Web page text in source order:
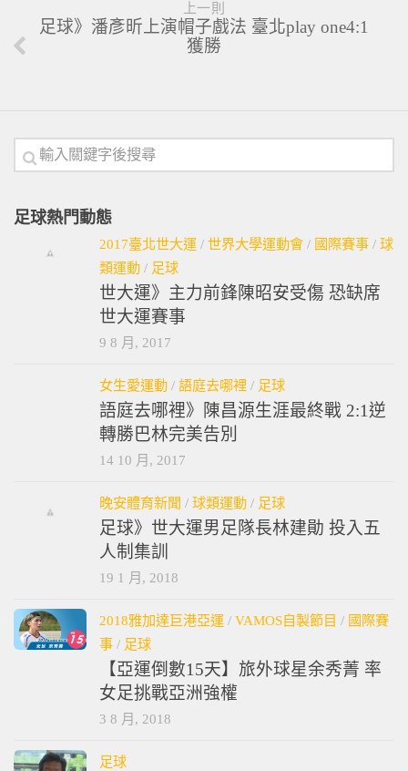
上一則
足球》潘彥昕上演帽子戲法 臺北play one4:1
獲勝
足球熱門動態
2017臺北世大運 / 世界大學運動會 / 國際賽事 / 球
類運動 / 足球
世大運》主力前鋒陳昭安受傷 恐缺席
世大運賽事
9 8 月, 2017
女生愛運動 / 語庭去哪裡 / 足球
語庭去哪裡》陳昌源生涯最終戰 2:1逆
轉勝巴林完美告別
14 10 月, 2017
晚安體育新聞 / 球類運動 / 足球
足球》世大運男足隊長林建勛 投入五
人制集訓
19 1 月, 2018
2018雅加達巨港亞運 / VAMOS自製節目 / 國際賽
事 / 足球
【亞運倒數15天】旅外球星余秀菁 率
女足挑戰亞洲強權
3 8 月, 2018
足球